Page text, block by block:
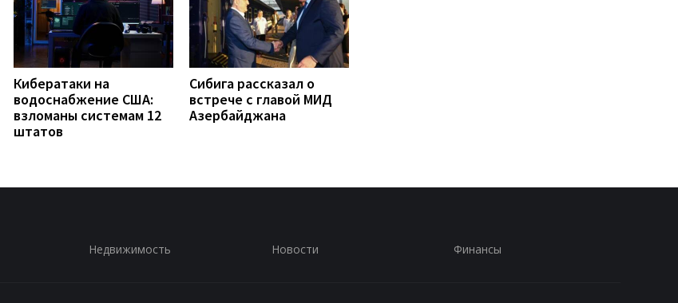
Кибератаки на
водоснабжение США:
взломаны системам 12
штатов
Сибига рассказал о
встрече с главой МИД
Азербайджана
Недвижимость Новости Финансы